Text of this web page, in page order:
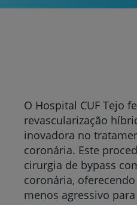
O Hospital CUF Tejo
revascularização
inovadora no
coronária. Este
cirurgia de bypass
coronária,
menos agressivo